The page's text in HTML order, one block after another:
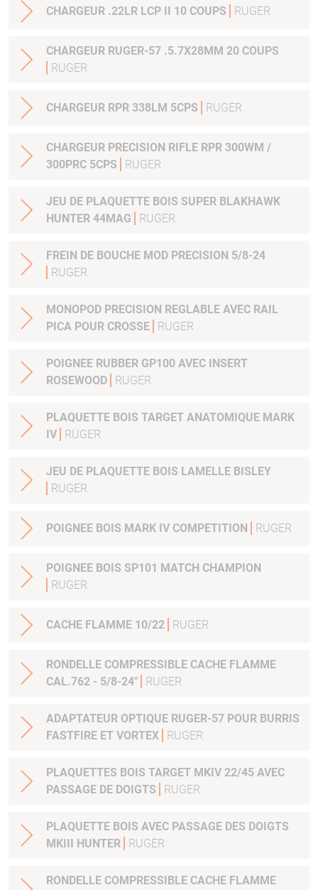
CHARGEUR .22LR LCP II 10 COUPS RUGER
CHARGEUR RUGER-57 .5.7X28MM 20 COUPS
RUGER
CHARGEUR RPR 338LM 5CPS RUGER
CHARGEUR PRECISION RIFLE RPR 300WM /
300PRC 5CPS
RUGER
JEU DE PLAQUETTE BOIS SUPER BLAKHAWK
HUNTER 44MAG
RUGER
FREIN DE BOUCHE MOD PRECISION 5/8-24
RUGER
MONOPOD PRECISION REGLABLE AVEC RAIL
PICA POUR CROSSE
RUGER
POIGNEE RUBBER GP100 AVEC INSERT
ROSEWOOD
RUGER
PLAQUETTE BOIS TARGET ANATOMIQUE MARK
IV
RUGER
JEU DE PLAQUETTE BOIS LAMELLE BISLEY
RUGER
POIGNEE BOIS MARK IV COMPETITION RUGER
POIGNEE BOIS SP101 MATCH CHAMPION
RUGER
CACHE FLAMME 10/22 RUGER
RONDELLE COMPRESSIBLE CACHE FLAMME
CAL.762 - 5/8-24"
RUGER
ADAPTATEUR OPTIQUE RUGER-57 POUR BURRIS
FASTFIRE ET VORTEX
RUGER
PLAQUETTES BOIS TARGET MKIV 22/45 AVEC
PASSAGE DE DOIGTS
RUGER
PLAQUETTE BOIS AVEC PASSAGE DES DOIGTS
MKIII HUNTER
RUGER
RONDELLE COMPRESSIBLE CACHE FLAMME